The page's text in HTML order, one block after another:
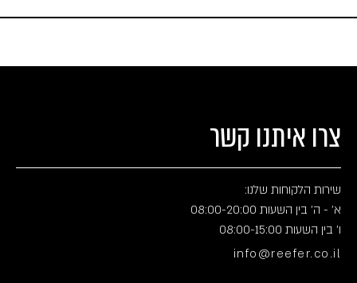
צרו איתנו קשר
שירות הלקוחות שלנו:
א' - ה' בין השעות 08:00-20:00
ו' בין השעות 08:00-15:00
info@reefer.co.il